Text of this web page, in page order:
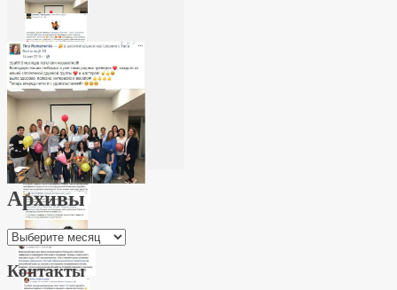
Архивы
Архивы
Контакты